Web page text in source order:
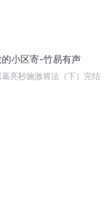
的小区寄-竹易有声
葛亮秒施激将法（下）完结